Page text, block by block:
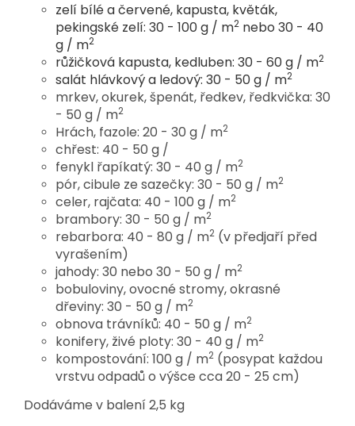
zelí bílé a červené, kapusta, květák,
pekingské zelí: 30 - 100 g / m2 nebo 30 - 40
g / m2
růžičková kapusta, kedluben: 30 - 60 g / m2
salát hlávkový a ledový: 30 - 50 g / m2
mrkev, okurek, špenát, ředkev, ředkvička: 30
- 50 g / m2
Hrách, fazole: 20 - 30 g / m2
chřest: 40 - 50 g /
fenykl řapíkatý: 30 - 40 g / m2
pór, cibule ze sazečky: 30 - 50 g / m2
celer, rajčata: 40 - 100 g / m2
brambory: 30 - 50 g / m2
rebarbora: 40 - 80 g / m2 (v předjaří před
vyrašením)
jahody: 30 nebo 30 - 50 g / m2
bobuloviny, ovocné stromy, okrasné
dřeviny: 30 - 50 g / m2
obnova trávníků: 40 - 50 g / m2
konifery, živé ploty: 30 - 40 g / m2
kompostování: 100 g / m2 (posypat každou
vrstvu odpadů o výšce cca 20 - 25 cm)
Dodáváme v balení 2,5 kg